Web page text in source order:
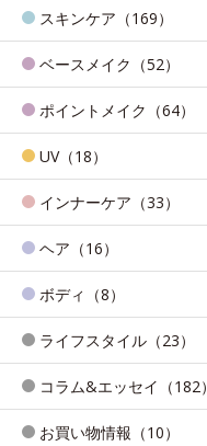
スキンケア（169）
ベースメイク（52）
ポイントメイク（64）
UV（18）
インナーケア（33）
ヘア（16）
ボディ（8）
ライフスタイル（23）
コラム&エッセイ（182）
お買い物情報（10）